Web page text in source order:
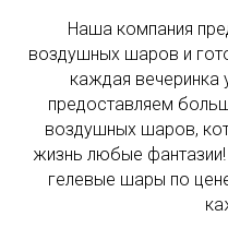
Наша компания
воздушных шаров и
каждая вечеринка
предоставляем
воздушных шаров,
жизнь любые
гелевые шары по